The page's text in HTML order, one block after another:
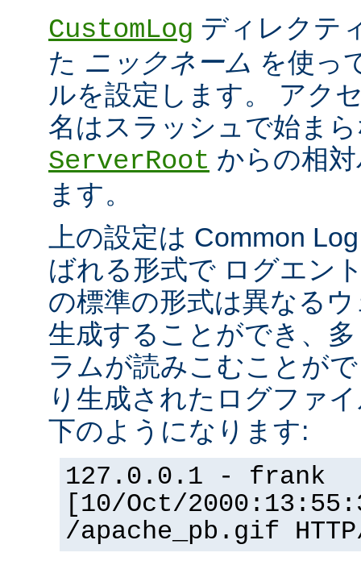
CustomLog ディレクテ
た ニックネーム を使っ
ルを設定します。 アク
名はスラッシュで始ま
ServerRoot からの相
ます。
上の設定は Common
ばれる形式で ログエン
の標準の形式は異なる
生成することができ、
ラムが読みこむことが
り生成されたログファ
下のようになります:
127.0.0.1 - frank
[10/Oct/
/apache_pb.gif